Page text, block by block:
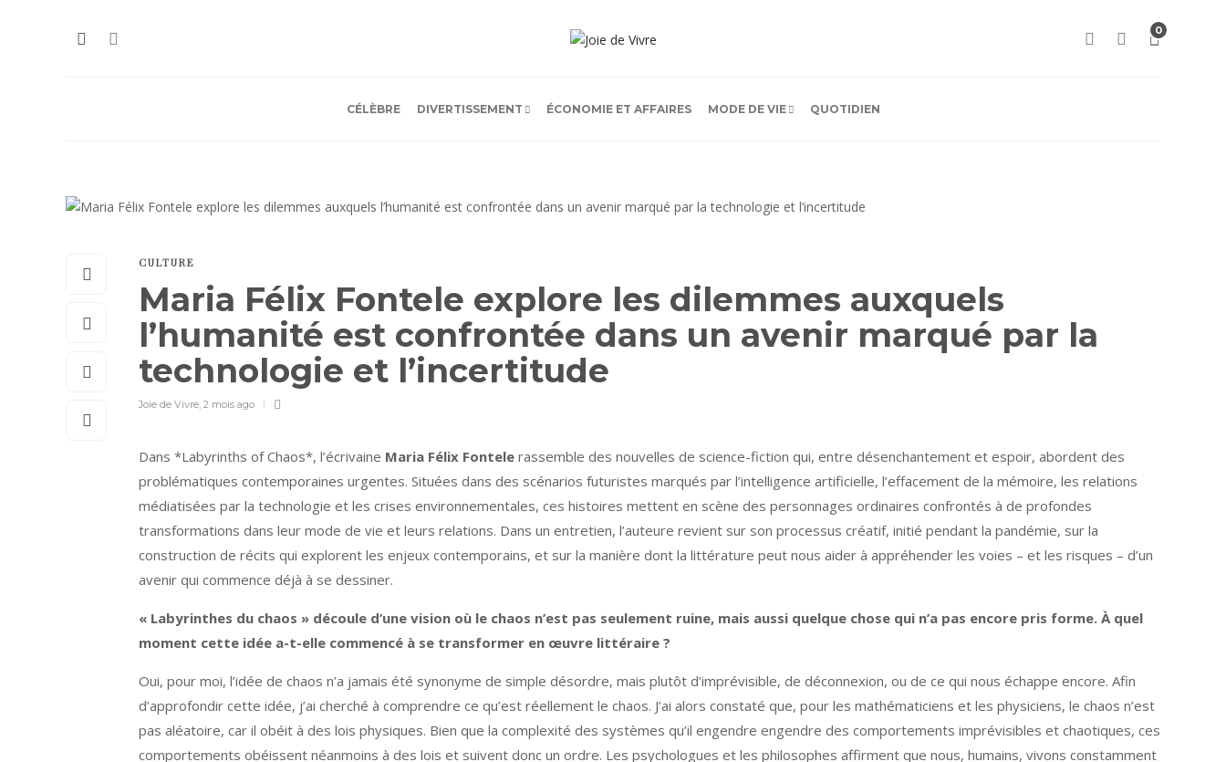
0
CÉLÈBRE DIVERTISSEMENT ÉCONOMIE ET AFFAIRES MODE DE VIE QUOTIDIEN
CULTURE
Maria Félix Fontele explore les dilemmes auxquels
l’humanité est confrontée dans un avenir marqué par la
technologie et l’incertitude
Joie de Vivre, 2 mois ago
Dans *Labyrinths of Chaos*, l’écrivaine Maria Félix Fontele rassemble des nouvelles de science-fiction qui, entre désenchantement et espoir, abordent des
problématiques contemporaines urgentes. Situées dans des scénarios futuristes marqués par l’intelligence artificielle, l’effacement de la mémoire, les relations
médiatisées par la technologie et les crises environnementales, ces histoires mettent en scène des personnages ordinaires confrontés à de profondes
transformations dans leur mode de vie et leurs relations. Dans un entretien, l’auteure revient sur son processus créatif, initié pendant la pandémie, sur la
construction de récits qui explorent les enjeux contemporains, et sur la manière dont la littérature peut nous aider à appréhender les voies – et les risques – d’un
avenir qui commence déjà à se dessiner.
« Labyrinthes du chaos » découle d’une vision où le chaos n’est pas seulement ruine, mais aussi quelque chose qui n’a pas encore pris forme. À quel
moment cette idée a-t-elle commencé à se transformer en œuvre littéraire ?
Oui, pour moi, l’idée de chaos n’a jamais été synonyme de simple désordre, mais plutôt d’imprévisible, de déconnexion, ou de ce qui nous échappe encore. Afin
d’approfondir cette idée, j’ai cherché à comprendre ce qu’est réellement le chaos. J’ai alors constaté que, pour les mathématiciens et les physiciens, le chaos n’est
pas aléatoire, car il obéit à des lois physiques. Bien que la complexité des systèmes qu’il engendre engendre des comportements imprévisibles et chaotiques, ces
comportements obéissent néanmoins à des lois et suivent donc un ordre. Les psychologues et les philosophes affirment que nous, humains, vivons constamment